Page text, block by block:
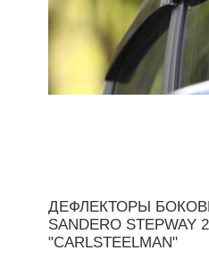
ДЕФЛЕКТОРЫ
SANDERO
"CARLSTEELMAN"